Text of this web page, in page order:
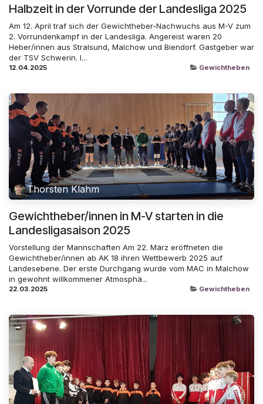
Halbzeit in der Vorrunde der Landesliga 2025
Am 12. April traf sich der Gewichtheber-Nachwuchs aus M-V zum
2. Vorrundenkampf in der Landesliga. Angereist waren 20
Heber/innen aus Stralsund, Malchow und Biendorf. Gastgeber war
der TSV Schwerin. I...
12.04.2025 Gewichtheben
Thorsten Klahm
Gewichtheber/innen in M-V starten in die
Landesligasaison 2025
Vorstellung der Mannschaften Am 22. März eröffneten die
Gewichtheber/innen ab AK 18 ihren Wettbewerb 2025 auf
Landesebene. Der erste Durchgang wurde vom MAC in Malchow
in gewohnt willkommener Atmosphä...
22.03.2025 Gewichtheben